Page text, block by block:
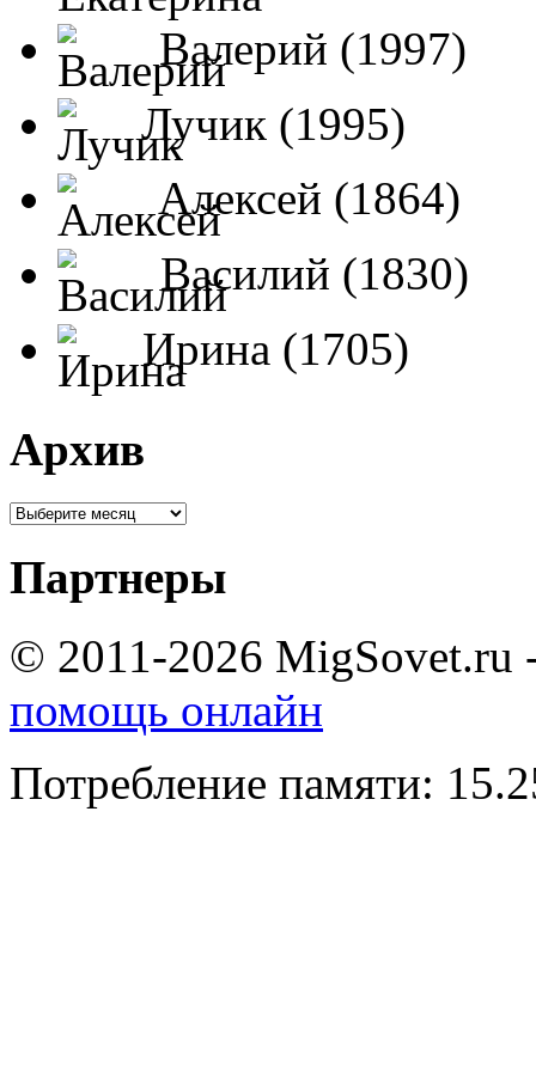
Валерий (1997)
Лучик (1995)
Алексей (1864)
Василий (1830)
Ирина (1705)
Архив
Партнеры
© 2011-2026 MigSovet.ru
помощь онлайн
Потребление памяти: